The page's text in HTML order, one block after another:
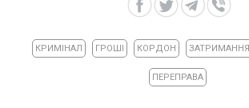
КРИМІНАЛ ГРОШІ КОРДОН ЗАТРИМАННЯ
ПЕРЕПРАВА